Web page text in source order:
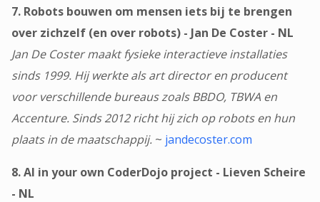
7. Robots bouwen om mensen iets bij te brengen
over zichzelf (en over robots) - Jan De Coster - NL
Jan De Coster maakt fysieke interactieve installaties
sinds 1999. Hij werkte als art director en producent
voor verschillende bureaus zoals BBDO, TBWA en
Accenture. Sinds 2012 richt hij zich op robots en hun
plaats in de maatschappij. ~ jandecoster.com
8. AI in your own CoderDojo project - Lieven Scheire
- NL